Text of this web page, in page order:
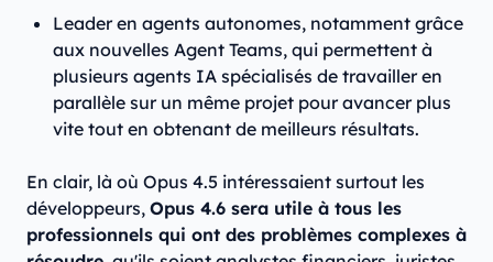
Leader en agents autonomes, notamment grâce
aux nouvelles Agent Teams, qui permettent à
plusieurs agents IA spécialisés de travailler en
parallèle sur un même projet pour avancer plus
vite tout en obtenant de meilleurs résultats.
En clair, là où Opus 4.5 intéressaient surtout les
développeurs, Opus 4.6 sera utile à tous les
professionnels qui ont des problèmes complexes à